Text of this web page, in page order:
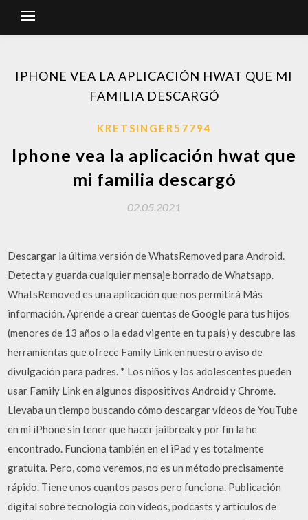
IPHONE VEA LA APLICACIÓN HWAT QUE MI
FAMILIA DESCARGÓ
KRETSINGER57794
Iphone vea la aplicación hwat que
mi familia descargó
02.05.2021
Descargar la última versión de WhatsRemoved para Android.
Detecta y guarda cualquier mensaje borrado de Whatsapp.
WhatsRemoved es una aplicación que nos permitirá Más
información. Aprende a crear cuentas de Google para tus hijos
(menores de 13 años o la edad vigente en tu país) y descubre las
herramientas que ofrece Family Link en nuestro aviso de
divulgación para padres. * Los niños y los adolescentes pueden
usar Family Link en algunos dispositivos Android y Chrome.
Llevaba un tiempo buscando cómo descargar vídeos de YouTube
en mi iPhone sin tener que hacer jailbreak y por fin la he
encontrado. Funciona también en el iPad y es totalmente
gratuita. Pero, como veremos, no es un método precisamente
rápido. Tiene unos cuantos pasos pero funciona. Publicación
digital sobre tecnología con vídeos, podcasts y artículos de